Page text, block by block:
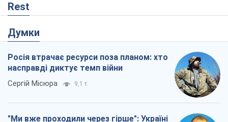
Rest
Думки
Росія втрачає ресурси поза планом: хто
насправді диктує темп війни
Сергій Місюра 9,1 т.
"Ми вже проходили через гірше": Україні